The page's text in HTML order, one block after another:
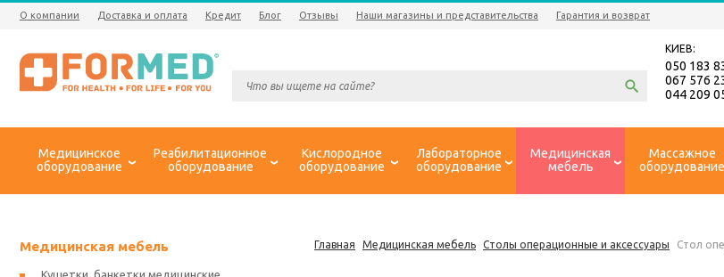
О компании Доставка и оплата Кредит Блог Отзывы Наши магазины и представительства Гарантия и возврат
КИЕВ:
050 183
067 576
044 209
Медицинское
оборудование
Реабилитационное
оборудование
Кислородное
оборудование
Лабораторное
оборудование
Медицинская
мебель
Массажное
оборудование
Главная Медицинская мебель Столы операционные и аксессуары Стол
Медицинская мебель
Кушетки, банкетки медицинские